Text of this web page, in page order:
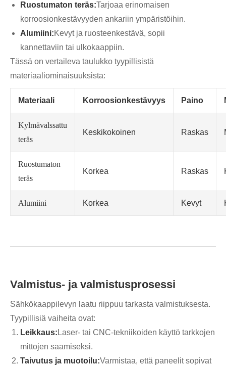
Ruostumaton teräs:Tarjoaa erinomaisen
korroosionkestävyyden ankariin ympäristöihin.
Alumiini:Kevyt ja ruosteenkestävä, sopii
kannettaviin tai ulkokaappiin.
Tässä on vertaileva taulukko tyypillisistä
materiaaliominaisuuksista:
Materiaali Korroosionkestävyys Paino
Kylmävalssattu
teräs
Keskikokoinen Raskas
Ruostumaton
teräs
Korkea Raskas
Alumiini Korkea Kevyt
Valmistus- ja valmistusprosessi
Sähkökaappilevyn laatu riippuu tarkasta valmistuksesta.
Tyypillisiä vaiheita ovat:
Leikkaus: Laser- tai CNC-tekniikoiden käyttö tarkkojen
mittojen saamiseksi.
Taivutus ja muotoilu:Varmistaa, että paneelit sopivat